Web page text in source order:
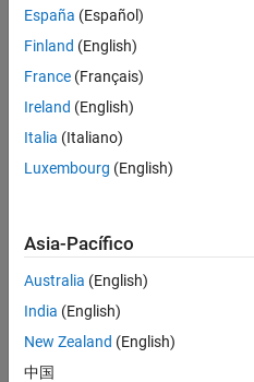
han
traducido
todos
los
empleos.
Busque
por
ubicación
todos
empleos
en su
zona.
España (Español)
Finland (English)
France (Français)
Ireland (English)
Italia (Italiano)
Luxembourg (English)
Asia-Pacífico
Australia (English)
India (English)
New Zealand (English)
中国